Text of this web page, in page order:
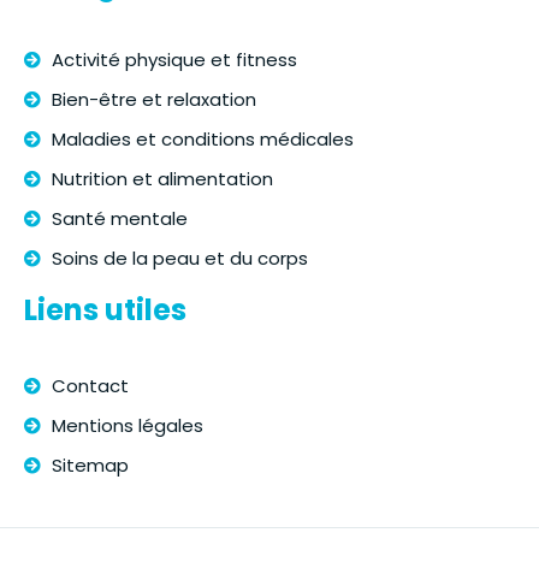
Activité physique et fitness
Bien-être et relaxation
Maladies et conditions médicales
Nutrition et alimentation
Santé mentale
Soins de la peau et du corps
Liens utiles
Contact
Mentions légales
Sitemap